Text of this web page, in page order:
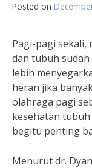
Posted on
Pagi-pagi sekali,
dan tubuh
lebih
heran jika
olahraga pagi
kesehatan
begitu penting
Menurut dr.